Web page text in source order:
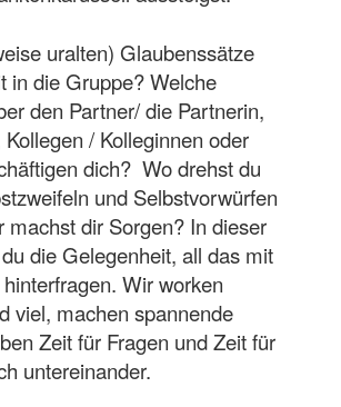
uralten) Glaubenssätze
in die Gruppe?Welche
den Partner/ die Partnerin,
/ Kolleginnen oder
dich? Wo drehst du
und Selbstvorwürfen
machst dir Sorgen? In dieser
die Gelegenheit, all das mit
Wir worken
viel, machen spannende
Zeit für Fragen und Zeit für
untereinander.